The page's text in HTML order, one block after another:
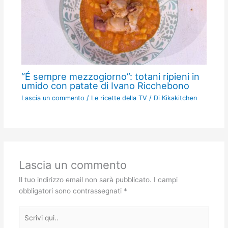
“É sempre mezzogiorno”: totani ripieni in
umido con patate di Ivano Ricchebono
Lascia un commento / Le ricette della TV / Di Kikakitchen
Lascia un commento
Il tuo indirizzo email non sarà pubblicato. I campi
obbligatori sono contrassegnati *
qui..